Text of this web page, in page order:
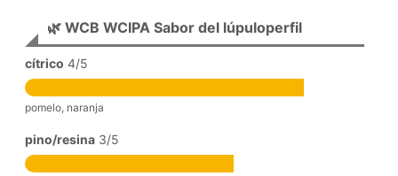
🌿 WCB WCIPA Sabor del lúpuloperfil
cítrico 4/5
pomelo, naranja
pino/resina 3/5